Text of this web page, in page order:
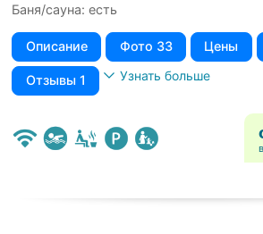
Баня/сауна: есть
Описание Фото 33 Цены
Отзывы 1 Узнать больше